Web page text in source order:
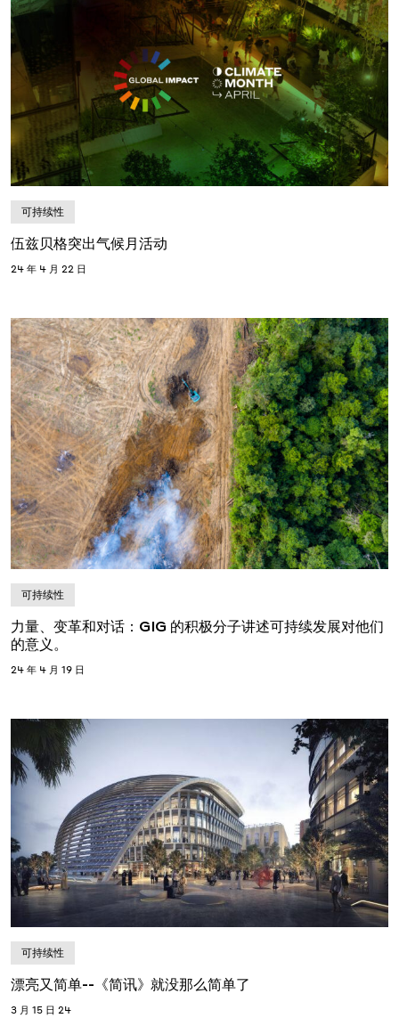
可持续性
伍兹贝格突出气候月活动
24 年 4 月 22 日
可持续性
力量、变革和对话：GIG 的积极分子讲述可持续发展对他们
的意义。
24 年 4 月 19 日
可持续性
漂亮又简单--《简讯》就没那么简单了
3 月 15 日 24